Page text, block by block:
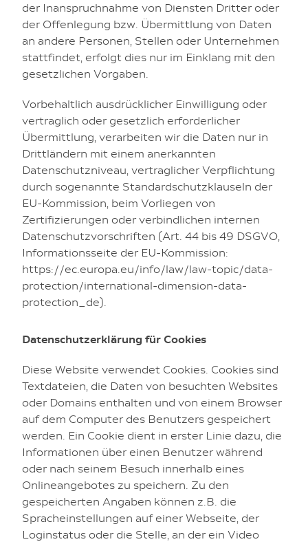
der Inanspruchnahme von Diensten Dritter oder
der Offenlegung bzw. Übermittlung von Daten
an andere Personen, Stellen oder Unternehmen
stattfindet, erfolgt dies nur im Einklang mit den
gesetzlichen Vorgaben.
Vorbehaltlich ausdrücklicher Einwilligung oder
vertraglich oder gesetzlich erforderlicher
Übermittlung, verarbeiten wir die Daten nur in
Drittländern mit einem anerkannten
Datenschutzniveau, vertraglicher Verpflichtung
durch sogenannte Standardschutzklauseln der
EU-Kommission, beim Vorliegen von
Zertifizierungen oder verbindlichen internen
Datenschutzvorschriften (Art. 44 bis 49 DSGVO,
Informationsseite der EU-Kommission:
https://ec.europa.eu/info/law/law-topic/data-
protection/international-dimension-data-
protection_de).
Datenschutzerklärung für Cookies
Diese Website verwendet Cookies. Cookies sind
Textdateien, die Daten von besuchten Websites
oder Domains enthalten und von einem Browser
auf dem Computer des Benutzers gespeichert
werden. Ein Cookie dient in erster Linie dazu, die
Informationen über einen Benutzer während
oder nach seinem Besuch innerhalb eines
Onlineangebotes zu speichern. Zu den
gespeicherten Angaben können z.B. die
Spracheinstellungen auf einer Webseite, der
Loginstatus oder die Stelle, an der ein Video